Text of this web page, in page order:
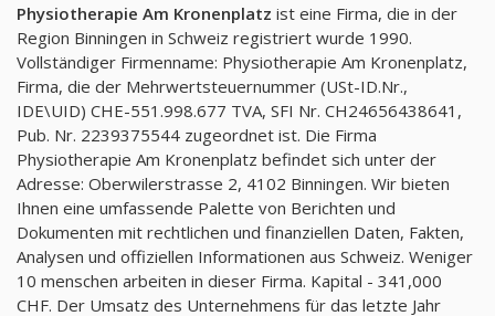
Physiotherapie Am Kronenplatz ist eine Firma, die in der
Region Binningen in Schweiz registriert wurde 1990.
Vollständiger Firmenname: Physiotherapie Am Kronenplatz,
Firma, die der Mehrwertsteuernummer (USt-ID.Nr.,
IDE\UID) CHE-551.998.677 TVA, SFI Nr. CH24656438641,
Pub. Nr. 2239375544 zugeordnet ist. Die Firma
Physiotherapie Am Kronenplatz befindet sich unter der
Adresse: Oberwilerstrasse 2, 4102 Binningen. Wir bieten
Ihnen eine umfassende Palette von Berichten und
Dokumenten mit rechtlichen und finanziellen Daten, Fakten,
Analysen und offiziellen Informationen aus Schweiz. Weniger
10 menschen arbeiten in dieser Firma. Kapital - 341,000
CHF. Der Umsatz des Unternehmens für das letzte Jahr